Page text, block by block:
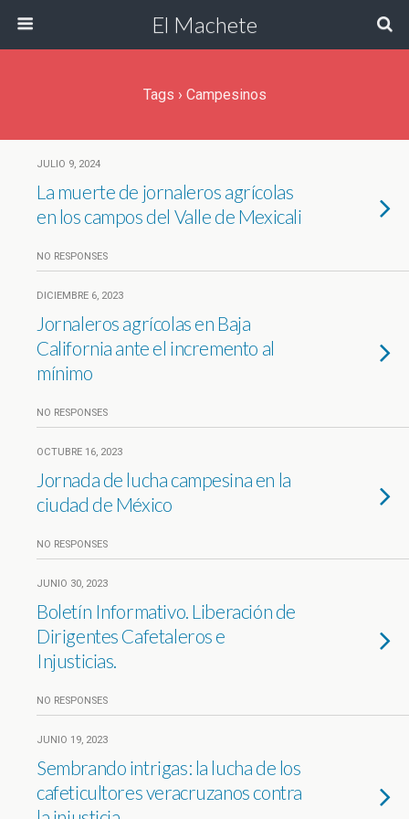
El Machete
Tags › Campesinos
JULIO 9, 2024
La muerte de jornaleros agrícolas
en los campos del Valle de Mexicali
NO RESPONSES
DICIEMBRE 6, 2023
Jornaleros agrícolas en Baja
California ante el incremento al
mínimo
NO RESPONSES
OCTUBRE 16, 2023
Jornada de lucha campesina en la
ciudad de México
NO RESPONSES
JUNIO 30, 2023
Boletín Informativo. Liberación de
Dirigentes Cafetaleros e
Injusticias.
NO RESPONSES
JUNIO 19, 2023
Sembrando intrigas: la lucha de los
cafeticultores veracruzanos contra